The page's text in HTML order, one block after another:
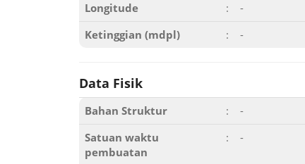
Longitude
:
-
Ketinggian (mdpl)
: -
Data Fisik
Bahan Struktur :
-
Satuan waktu
pembuatan
: -